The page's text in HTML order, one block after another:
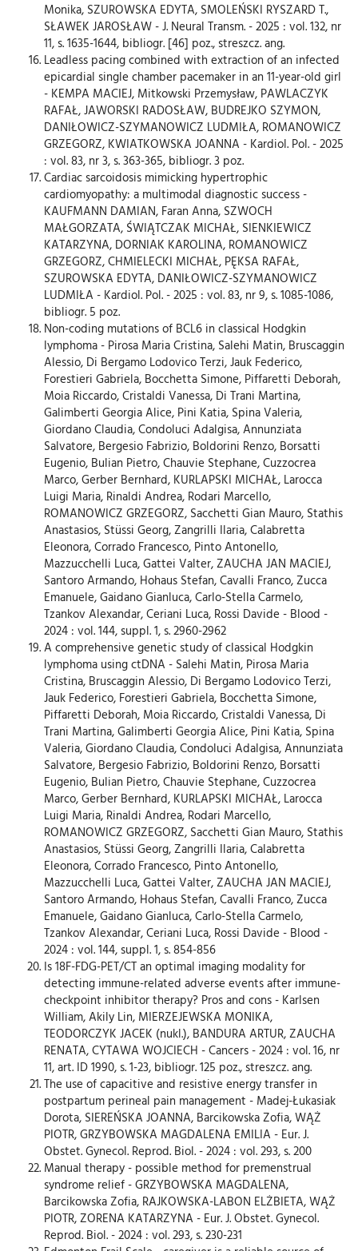
Monika, SZUROWSKA EDYTA, SMOLEŃSKI RYSZARD T.,
SŁAWEK JAROSŁAW - J. Neural Transm. - 2025 : vol. 132, nr
11, s. 1635-1644, bibliogr. [46] poz., streszcz. ang.
Leadless pacing combined with extraction of an infected
epicardial single chamber pacemaker in an 11-year-old girl
- KEMPA MACIEJ, Mitkowski Przemysław, PAWLACZYK
RAFAŁ, JAWORSKI RADOSŁAW, BUDREJKO SZYMON,
DANIŁOWICZ-SZYMANOWICZ LUDMIŁA, ROMANOWICZ
GRZEGORZ, KWIATKOWSKA JOANNA - Kardiol. Pol. - 2025
: vol. 83, nr 3, s. 363-365, bibliogr. 3 poz.
Cardiac sarcoidosis mimicking hypertrophic
cardiomyopathy: a multimodal diagnostic success -
KAUFMANN DAMIAN, Faran Anna, SZWOCH
MAŁGORZATA, ŚWIĄTCZAK MICHAŁ, SIENKIEWICZ
KATARZYNA, DORNIAK KAROLINA, ROMANOWICZ
GRZEGORZ, CHMIELECKI MICHAŁ, PĘKSA RAFAŁ,
SZUROWSKA EDYTA, DANIŁOWICZ-SZYMANOWICZ
LUDMIŁA - Kardiol. Pol. - 2025 : vol. 83, nr 9, s. 1085-1086,
bibliogr. 5 poz.
Non-coding mutations of BCL6 in classical Hodgkin
lymphoma - Pirosa Maria Cristina, Salehi Matin, Bruscaggin
Alessio, Di Bergamo Lodovico Terzi, Jauk Federico,
Forestieri Gabriela, Bocchetta Simone, Piffaretti Deborah,
Moia Riccardo, Cristaldi Vanessa, Di Trani Martina,
Galimberti Georgia Alice, Pini Katia, Spina Valeria,
Giordano Claudia, Condoluci Adalgisa, Annunziata
Salvatore, Bergesio Fabrizio, Boldorini Renzo, Borsatti
Eugenio, Bulian Pietro, Chauvie Stephane, Cuzzocrea
Marco, Gerber Bernhard, KURLAPSKI MICHAŁ, Larocca
Luigi Maria, Rinaldi Andrea, Rodari Marcello,
ROMANOWICZ GRZEGORZ, Sacchetti Gian Mauro, Stathis
Anastasios, Stüssi Georg, Zangrilli Ilaria, Calabretta
Eleonora, Corrado Francesco, Pinto Antonello,
Mazzucchelli Luca, Gattei Valter, ZAUCHA JAN MACIEJ,
Santoro Armando, Hohaus Stefan, Cavalli Franco, Zucca
Emanuele, Gaidano Gianluca, Carlo-Stella Carmelo,
Tzankov Alexandar, Ceriani Luca, Rossi Davide - Blood -
2024 : vol. 144, suppl. 1, s. 2960-2962
A comprehensive genetic study of classical Hodgkin
lymphoma using ctDNA - Salehi Matin, Pirosa Maria
Cristina, Bruscaggin Alessio, Di Bergamo Lodovico Terzi,
Jauk Federico, Forestieri Gabriela, Bocchetta Simone,
Piffaretti Deborah, Moia Riccardo, Cristaldi Vanessa, Di
Trani Martina, Galimberti Georgia Alice, Pini Katia, Spina
Valeria, Giordano Claudia, Condoluci Adalgisa, Annunziata
Salvatore, Bergesio Fabrizio, Boldorini Renzo, Borsatti
Eugenio, Bulian Pietro, Chauvie Stephane, Cuzzocrea
Marco, Gerber Bernhard, KURLAPSKI MICHAŁ, Larocca
Luigi Maria, Rinaldi Andrea, Rodari Marcello,
ROMANOWICZ GRZEGORZ, Sacchetti Gian Mauro, Stathis
Anastasios, Stüssi Georg, Zangrilli Ilaria, Calabretta
Eleonora, Corrado Francesco, Pinto Antonello,
Mazzucchelli Luca, Gattei Valter, ZAUCHA JAN MACIEJ,
Santoro Armando, Hohaus Stefan, Cavalli Franco, Zucca
Emanuele, Gaidano Gianluca, Carlo-Stella Carmelo,
Tzankov Alexandar, Ceriani Luca, Rossi Davide - Blood -
2024 : vol. 144, suppl. 1, s. 854-856
Is 18F-FDG-PET/CT an optimal imaging modality for
detecting immune-related adverse events after immune-
checkpoint inhibitor therapy? Pros and cons - Karlsen
William, Akily Lin, MIERZEJEWSKA MONIKA,
TEODORCZYK JACEK (nukl.), BANDURA ARTUR, ZAUCHA
RENATA, CYTAWA WOJCIECH - Cancers - 2024 : vol. 16, nr
11, art. ID 1990, s. 1-23, bibliogr. 125 poz., streszcz. ang.
The use of capacitive and resistive energy transfer in
postpartum perineal pain management - Madej-Łukasiak
Dorota, SIEREŃSKA JOANNA, Barcikowska Zofia, WĄŻ
PIOTR, GRZYBOWSKA MAGDALENA EMILIA - Eur. J.
Obstet. Gynecol. Reprod. Biol. - 2024 : vol. 293, s. 200
Manual therapy - possible method for premenstrual
syndrome relief - GRZYBOWSKA MAGDALENA,
Barcikowska Zofia, RAJKOWSKA-LABON ELŻBIETA, WĄŻ
PIOTR, ZORENA KATARZYNA - Eur. J. Obstet. Gynecol.
Reprod. Biol. - 2024 : vol. 293, s. 230-231